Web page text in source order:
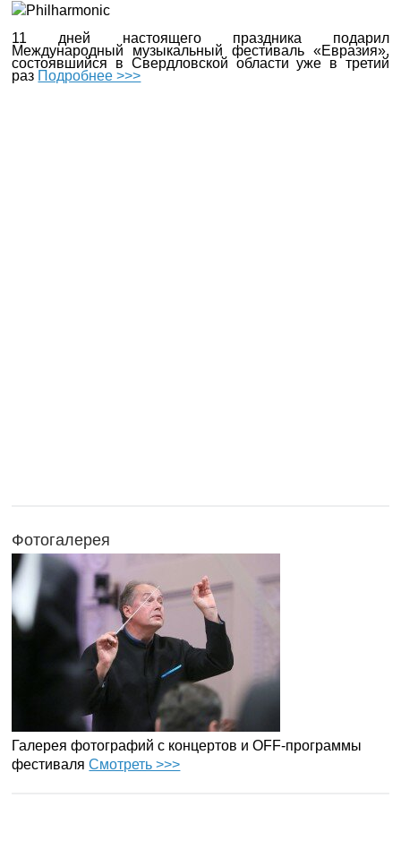
11 дней настоящего праздника подарил
Международный музыкальный фестиваль «Евразия»,
состоявшийся в Свердловской области уже в третий
раз Подробнее >>>
Фотогалерея
Галерея фотографий с концертов и OFF-программы
фестиваляСмотреть >>>